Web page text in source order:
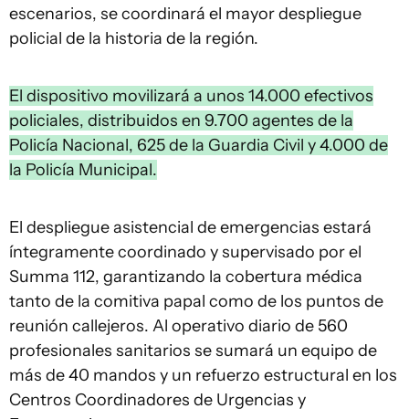
escenarios, se coordinará el mayor despliegue
policial de la historia de la región.
El dispositivo movilizará a unos 14.000 efectivos
policiales, distribuidos en 9.700 agentes de la
Policía Nacional, 625 de la Guardia Civil y 4.000 de
la Policía Municipal.
El despliegue asistencial de emergencias estará
íntegramente coordinado y supervisado por el
Summa 112, garantizando la cobertura médica
tanto de la comitiva papal como de los puntos de
reunión callejeros. Al operativo diario de 560
profesionales sanitarios se sumará un equipo de
más de 40 mandos y un refuerzo estructural en los
Centros Coordinadores de Urgencias y